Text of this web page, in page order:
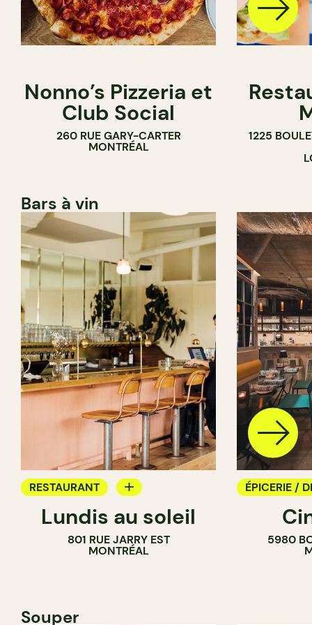
Nonno’s Pizzeria et
Club Social
260 RUE GARY-CARTER
MONTRÉAL
1225
Bars à vin
RESTAURANT
BAR À VIN
Lundis au soleil
801 RUE JARRY EST
MONTRÉAL
ÉPICERIE /
COMPTOIR
CAVISTE
5980
Souper